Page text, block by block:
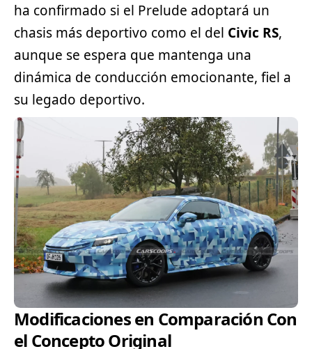
ha confirmado si el Prelude adoptará un
chasis más deportivo como el del Civic RS,
aunque se espera que mantenga una
dinámica de conducción emocionante, fiel a
su legado deportivo.
Modificaciones en Comparación Con
el Concepto Original